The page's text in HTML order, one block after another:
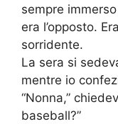
sempre
era l’opposto.
sorridente.
La sera si
mentre io
“Nonna,”
baseball?”